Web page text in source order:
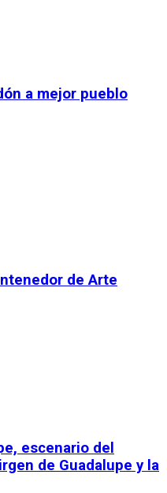
a mejor pueblo
de Arte
escenario del
de Guadalupe y la